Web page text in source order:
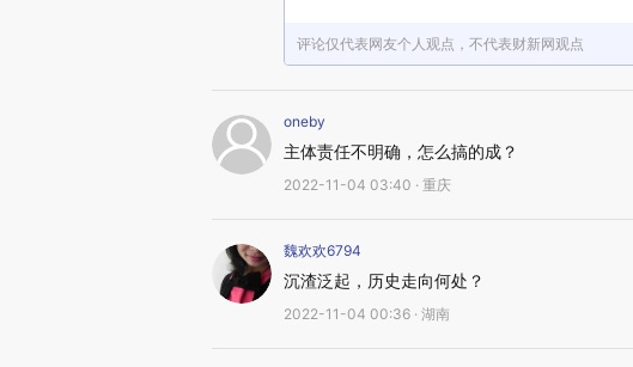
评论仅代表网友个人观点，不代表财新网观点
oneby
主体责任不明确，怎么搞的成？
2022-11-04 03:40 · 重庆
魏欢欢6794
沉渣泛起，历史走向何处？
2022-11-04 00:36 · 湖南